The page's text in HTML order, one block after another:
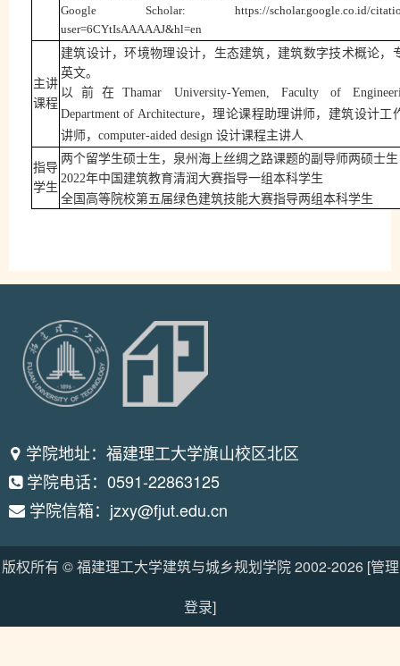
Google Scholar: https://scholar.google.co.id/
user=6CYtIsAAAAAJ&hl=en
主讲
课程
建筑设计，环境物理设计，生态建筑，建筑数字技术概论，
英文。
以前在Thamar University-Yemen, Faculty of
Department of Architecture，理论课程助理讲师，建筑设计工
讲师， computer-aided design 设计课程主讲人
指导
学生
两个留学生硕士生，泉州海上丝绸之路课题的副导师两硕士生
2022年中国建筑教育清润大赛指导一组本科学生
全国高等院校第五届绿色建筑技能大赛指导两组本科学生
学院地址：福建理工大学旗山校区北区
学院电话：0591-22863125
学院信箱：jzxy@fjut.edu.cn
版权所有 © 福建理工大学建筑与城乡规划学院 2002-2026 [管理
登录]